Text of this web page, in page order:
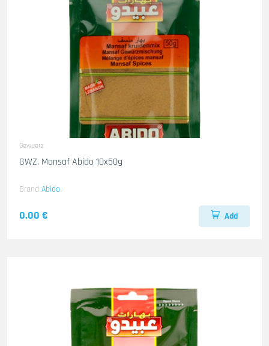
Gewuerz
GWZ. Mansaf Abido 10x50g
Brand Abido
0.00 € Add